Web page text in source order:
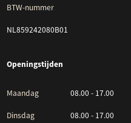
BTW-nummer
NL859242080B01
Openingstijden
Maandag 08.00 - 17.00
Dinsdag 08.00 - 17.00